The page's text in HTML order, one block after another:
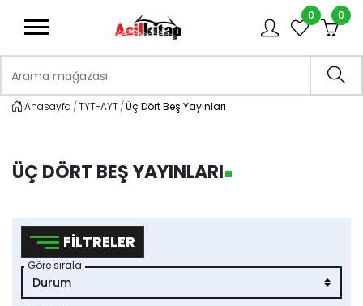
0 0
Anasayfa TYT-AYT Üç Dört Beş Yayınları
ÜÇ DÖRT BEŞ YAYINLARI
FILTRELER
Göre sırala